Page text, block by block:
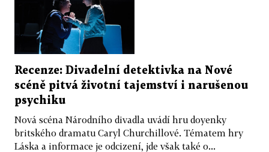
Recenze: Divadelní detektivka na Nové
scéně pitvá životní tajemství i narušenou
psychiku
Nová scéna Národního divadla uvádí hru doyenky
britského dramatu Caryl Churchillové. Tématem hry
Láska a informace je odcizení, jde však také o...